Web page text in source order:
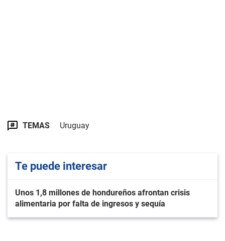
TEMAS Uruguay
Te puede interesar
Unos 1,8 millones de hondureños afrontan crisis
alimentaria por falta de ingresos y sequía